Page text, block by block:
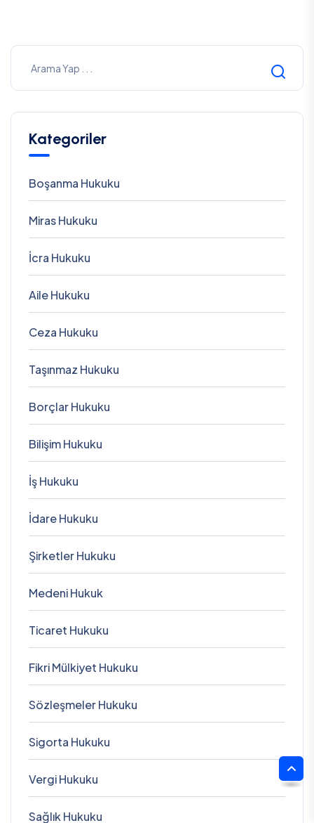
Kategoriler
Boşanma Hukuku
Miras Hukuku
İcra Hukuku
Aile Hukuku
Ceza Hukuku
Taşınmaz Hukuku
Borçlar Hukuku
Bilişim Hukuku
İş Hukuku
İdare Hukuku
Şirketler Hukuku
Medeni Hukuk
Ticaret Hukuku
Fikri Mülkiyet Hukuku
Sözleşmeler Hukuku
Sigorta Hukuku
Vergi Hukuku
Sağlık Hukuku